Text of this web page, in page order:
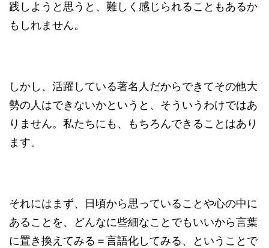
践しようと思うと、難しく感じられることもあるか
もしれません。
しかし、活躍している著名人だからできてその他大
勢の人はできないかというと、そういうわけではあ
りません。私たちにも、もちろんできることはあり
ます。
それにはまず、日頃から思っていることや心の中に
あることを、どんなに些細なことでもいいから言葉
に置き換えてみる＝言語化してみる、ということで